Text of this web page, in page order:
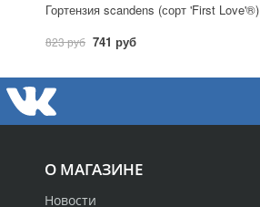
Гортензия scandens (сорт 'First Love'®)
823 руб 741 руб
О МАГАЗИНЕ
Новости